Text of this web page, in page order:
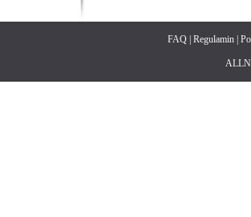
FAQ| Regulamin|